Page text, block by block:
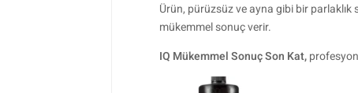
Ürün, pürüzsüz ve ayna gibi bir parlaklık
mükemmel sonuç verir.
IQ Mükemmel Sonuç Son Kat,